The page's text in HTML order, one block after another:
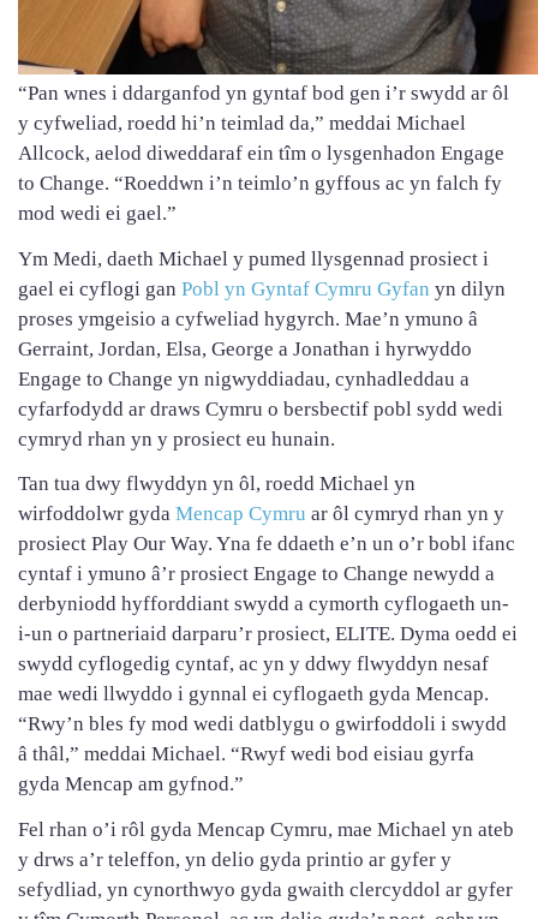
“Pan wnes i ddarganfod yn gyntaf bod gen i’r swydd ar ôl
y cyfweliad, roedd hi’n teimlad da,” meddai Michael
Allcock, aelod diweddaraf ein tîm o lysgenhadon Engage
to Change. “Roeddwn i’n teimlo’n gyffous ac yn falch fy
mod wedi ei gael.”
Ym Medi, daeth Michael y pumed llysgennad prosiect i
gael ei cyflogi gan Pobl yn Gyntaf Cymru Gyfan yn dilyn
proses ymgeisio a cyfweliad hygyrch. Mae’n ymuno â
Gerraint, Jordan, Elsa, George a Jonathan i hyrwyddo
Engage to Change yn nigwyddiadau, cynhadleddau a
cyfarfodydd ar draws Cymru o bersbectif pobl sydd wedi
cymryd rhan yn y prosiect eu hunain.
Tan tua dwy flwyddyn yn ôl, roedd Michael yn
wirfoddolwr gyda Mencap Cymru ar ôl cymryd rhan yn y
prosiect Play Our Way. Yna fe ddaeth e’n un o’r bobl ifanc
cyntaf i ymuno â’r prosiect Engage to Change newydd a
derbyniodd hyfforddiant swydd a cymorth cyflogaeth un-
i-un o partneriaid darparu’r prosiect, ELITE. Dyma oedd ei
swydd cyflogedig cyntaf, ac yn y ddwy flwyddyn nesaf
mae wedi llwyddo i gynnal ei cyflogaeth gyda Mencap.
“Rwy’n bles fy mod wedi datblygu o gwirfoddoli i swydd
â thâl,” meddai Michael. “Rwyf wedi bod eisiau gyrfa
gyda Mencap am gyfnod.”
Fel rhan o’i rôl gyda Mencap Cymru, mae Michael yn ateb
y drws a’r teleffon, yn delio gyda printio ar gyfer y
sefydliad, yn cynorthwyo gyda gwaith clercyddol ar gyfer